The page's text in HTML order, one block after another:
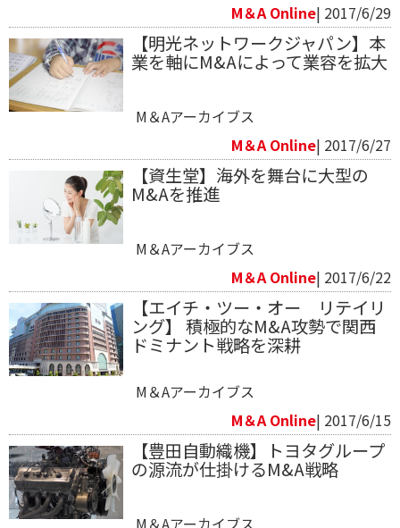
M＆A Online| 2017/6/29
【明光ネットワークジャパン】本
業を軸にM&Aによって業容を拡大
M＆Aアーカイブス
M＆A Online| 2017/6/27
【資生堂】海外を舞台に大型の
M&Aを推進
M＆Aアーカイブス
M＆A Online| 2017/6/22
【エイチ・ツー・オー リテイリ
ング】 積極的なM&A攻勢で関西
ドミナント戦略を深耕
M＆Aアーカイブス
M＆A Online| 2017/6/15
【豊田自動織機】トヨタグループ
の源流が仕掛けるM&A戦略
M＆Aアーカイブス